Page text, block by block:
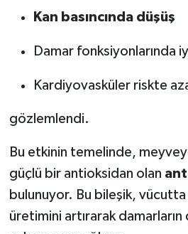
Kan basıncında düşüş
Damar fonksiyonlarında
Kardiyovasküler riskte
gözlemlendi.
Bu etkinin temelinde,
güçlü bir antioksidan olan
bulunuyor. Bu bileşik, vücutta
üretimini artırarak damarların